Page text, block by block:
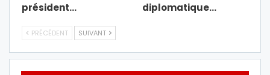
président…
diplomatique…
PRÉCÉDENT SUIVANT